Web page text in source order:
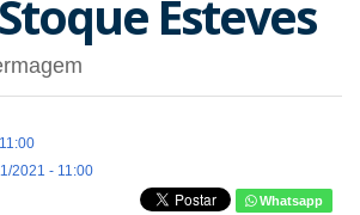
Esteves
2021 - 11:00
Whatsapp